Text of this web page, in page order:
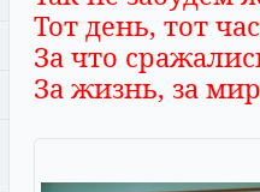
Тот день, тот
За что
За жизнь, за